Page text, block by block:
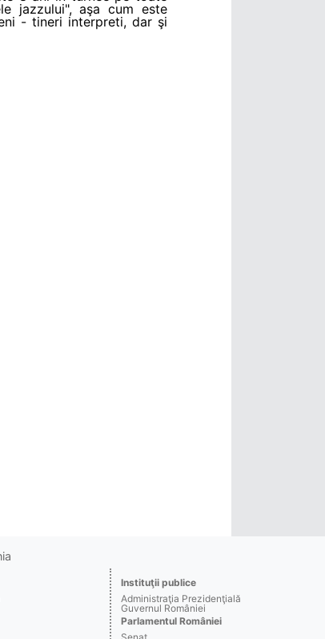
jazzului", aşa cum este
- tineri interpreti, dar şi
Instituţii publice
Administraţia Prezidenţială
Guvernul României
Parlamentul României